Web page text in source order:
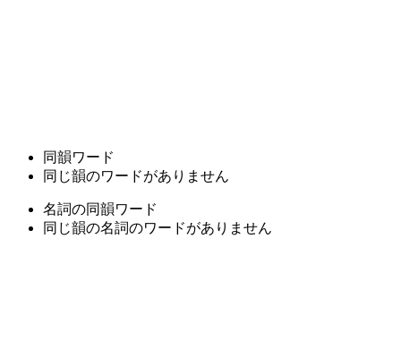
同韻ワード
同じ韻のワードがありません
名詞の同韻ワード
同じ韻の名詞のワードがありません